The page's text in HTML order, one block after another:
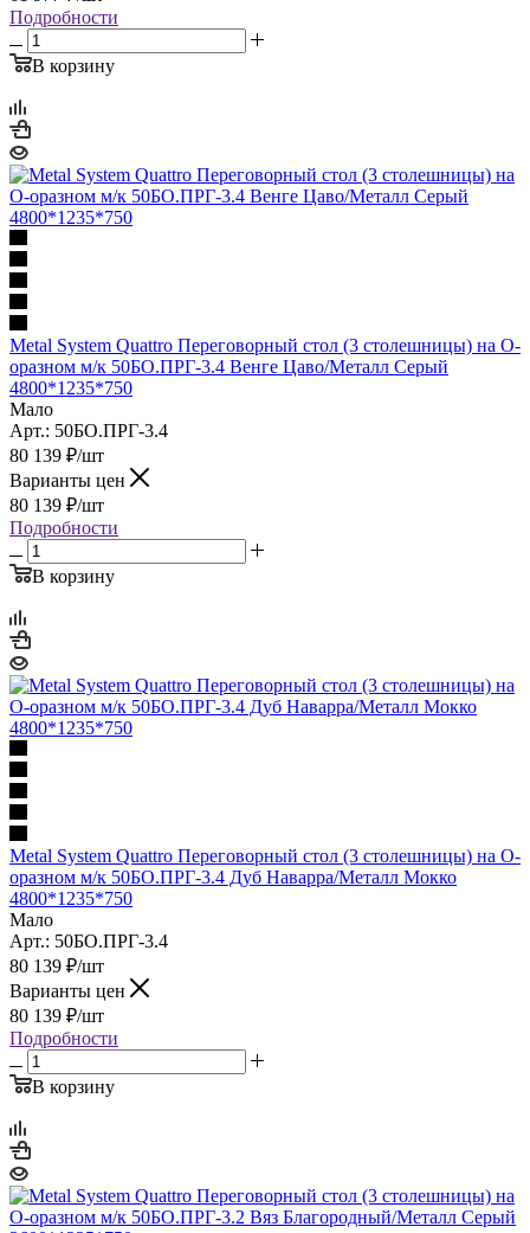
Подробности
В корзину
Metal System Quattro Переговорный стол (3 столешницы) на О-
оразном м/к 50БО.ПРГ-3.4 Венге Цаво/Металл Серый
4800*1235*750
Мало
Арт.: 50БО.ПРГ-3.4
80 139 ₽/шт
Варианты цен
80 139 ₽/шт
Подробности
В корзину
Metal System Quattro Переговорный стол (3 столешницы) на О-
оразном м/к 50БО.ПРГ-3.4 Дуб Наварра/Металл Мокко
4800*1235*750
Мало
Арт.: 50БО.ПРГ-3.4
80 139 ₽/шт
Варианты цен
80 139 ₽/шт
Подробности
В корзину